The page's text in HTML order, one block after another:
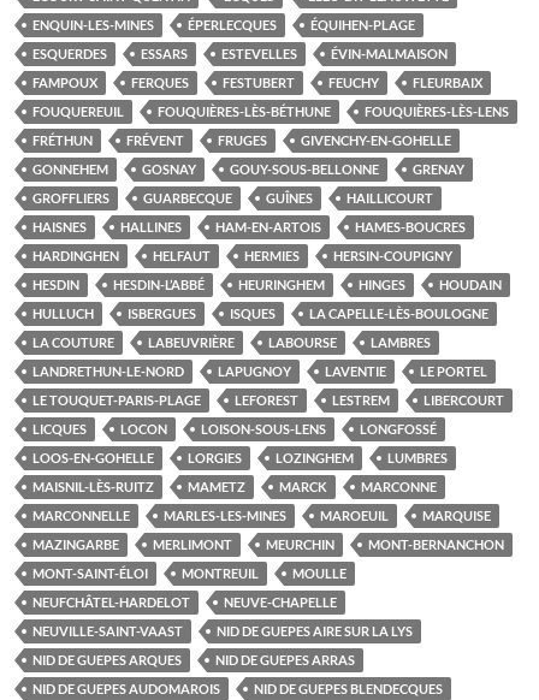
ENQUIN-LES-MINES
ÉPERLECQUES
ÉQUIHEN-PLAGE
ESQUERDES
ESSARS ESTEVELLES
ÉVIN-MALMAISON
FAMPOUX
FERQUES FESTUBERT FEUCHY
FLEURBAIX
FOUQUEREUIL
FOUQUIÈRES-LÈS-BÉTHUNE
FOUQUIÈRES-LÈS-LENS
FRÉTHUN
FRÉVENT FRUGES
GIVENCHY-EN-GOHELLE
GONNEHEM
GOSNAY GOUY-SOUS-BELLONNE
GRENAY
GROFFLIERS
GUARBECQUE GUÎNES
HAILLICOURT
HAISNES
HALLINES HAM-EN-ARTOIS
HAMES-BOUCRES
HARDINGHEN
HELFAUT HERMIES
HERSIN-COUPIGNY
HESDIN
HESDIN-L’ABBÉ HEURINGHEM HINGES
HOUDAIN
HULLUCH
ISBERGUES ISQUES
LA CAPELLE-LÈS-BOULOGNE
LA COUTURE
LABEUVRIÈRE LABOURSE
LAMBRES
LANDRETHUN-LE-NORD
LAPUGNOY LAVENTIE
LE PORTEL
LE TOUQUET-PARIS-PLAGE
LEFOREST LESTREM
LIBERCOURT
LICQUES
LOCON LOISON-SOUS-LENS
LONGFOSSÉ
LOOS-EN-GOHELLE
LORGIES LOZINGHEM
LUMBRES
MAISNIL-LÈS-RUITZ
MAMETZ MARCK
MARCONNE
MARCONNELLE
MARLES-LES-MINES MAROEUIL
MARQUISE
MAZINGARBE
MERLIMONT MEURCHIN
MONT-BERNANCHON
MONT-SAINT-ÉLOI
MONTREUIL
MOULLE
NEUFCHÂTEL-HARDELOT
NEUVE-CHAPELLE
NEUVILLE-SAINT-VAAST
NID DE GUEPES AIRE SUR LA LYS
NID DE GUEPES ARQUES
NID DE GUEPES ARRAS
NID DE GUEPES AUDOMAROIS
NID DE GUEPES BLENDECQUES